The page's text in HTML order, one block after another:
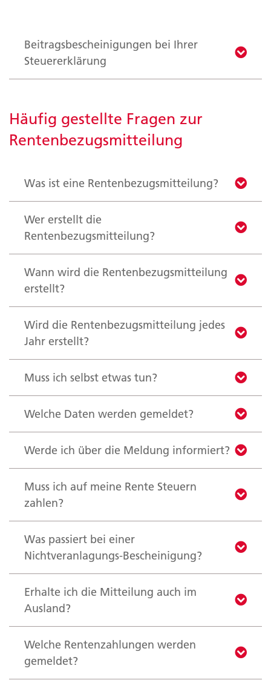
Beitragsbescheinigungen bei Ihrer
Steuererklärung
Häufig gestellte Fragen zur
Rentenbezugsmitteilung
Was ist eine Rentenbezugsmitteilung?
Wer erstellt die
Rentenbezugsmitteilung?
Wann wird die Rentenbezugsmitteilung
erstellt?
Wird die Rentenbezugsmitteilung jedes
Jahr erstellt?
Muss ich selbst etwas tun?
Welche Daten werden gemeldet?
Werde ich über die Meldung informiert?
Muss ich auf meine Rente Steuern
zahlen?
Was passiert bei einer
Nichtveranlagungs-Bescheinigung?
Erhalte ich die Mitteilung auch im
Ausland?
Welche Rentenzahlungen werden
gemeldet?